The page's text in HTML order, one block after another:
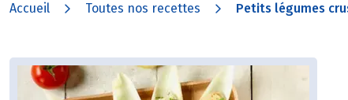
Accueil Toutes nos recettes Petits légumes